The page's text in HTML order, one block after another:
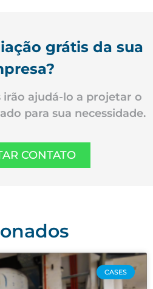
grátis da sua
irão ajudá-lo a projetar o
para sua necessidade.
CONTATO
CASES